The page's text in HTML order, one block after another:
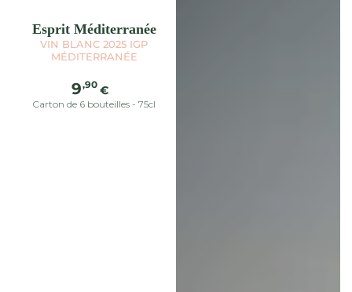
Esprit Méditerranée
VIN BLANC 2025 IGP
MÉDITERRANÉE
Precio
regular
9,90 €
Carton de 6 bouteilles - 75cl